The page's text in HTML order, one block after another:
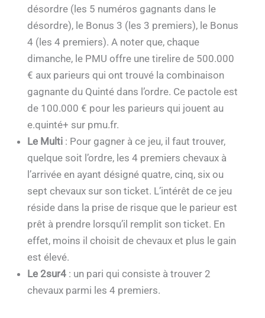
désordre (les 5 numéros gagnants dans le
désordre), le Bonus 3 (les 3 premiers), le Bonus
4 (les 4 premiers). A noter que, chaque
dimanche, le PMU offre une tirelire de 500.000
€ aux parieurs qui ont trouvé la combinaison
gagnante du Quinté dans l’ordre. Ce pactole est
de 100.000 € pour les parieurs qui jouent au
e.quinté+ sur pmu.fr.
Le Multi : Pour gagner à ce jeu, il faut trouver,
quelque soit l’ordre, les 4 premiers chevaux à
l’arrivée en ayant désigné quatre, cinq, six ou
sept chevaux sur son ticket. L’intérêt de ce jeu
réside dans la prise de risque que le parieur est
prêt à prendre lorsqu’il remplit son ticket. En
effet, moins il choisit de chevaux et plus le gain
est élevé.
Le 2sur4: un pari qui consiste à trouver 2
chevaux parmi les 4 premiers.